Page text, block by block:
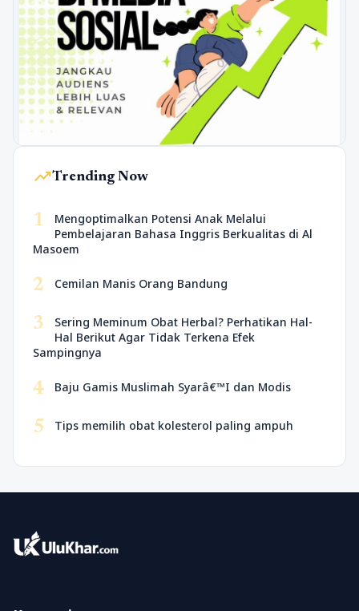
trending_upTrending Now
1
Mengoptimalkan Potensi Anak Melalui
Pembelajaran Bahasa Inggris Berkualitas di Al
Masoem
2 Cemilan Manis Orang Bandung
3
Sering Meminum Obat Herbal? Perhatikan Hal-
Hal Berikut Agar Tidak Terkena Efek
Sampingnya
4 Baju Gamis Muslimah Syarâ€™I dan Modis
5 Tips memilih obat kolesterol paling ampuh